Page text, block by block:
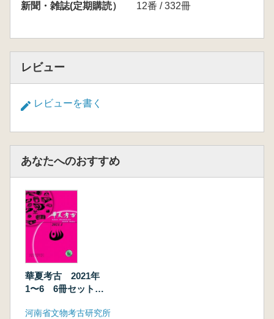
新聞・雑誌(定期購読）
12番 / 332冊
レビュー
レビューを書く
あなたへのおすすめ
華夏考古 2021年
1〜6 6冊セット
河南省文物考古研究所